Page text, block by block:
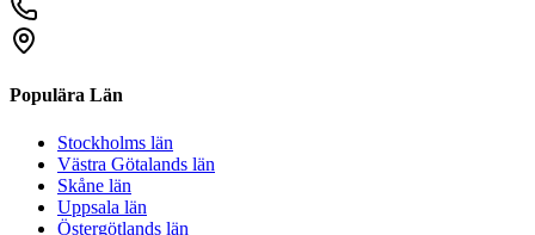
Populära Län
Stockholms län
Västra Götalands län
Skåne län
Uppsala län
Östergötlands län